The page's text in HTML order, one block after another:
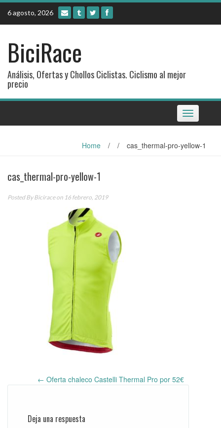
Skip
content
6 agosto, 2026
BiciRace
Análisis, Ofertas y Chollos Ciclistas. Ciclismo al mejor
precio
Toggle
navigation
Home / / cas_thermal-pro-yellow-1
cas_thermal-pro-yellow-1
Posted ByBiciraceon 16 febrero, 2019
Post
← Oferta chaleco Castelli Thermal Pro por 52€
Deja una respuesta